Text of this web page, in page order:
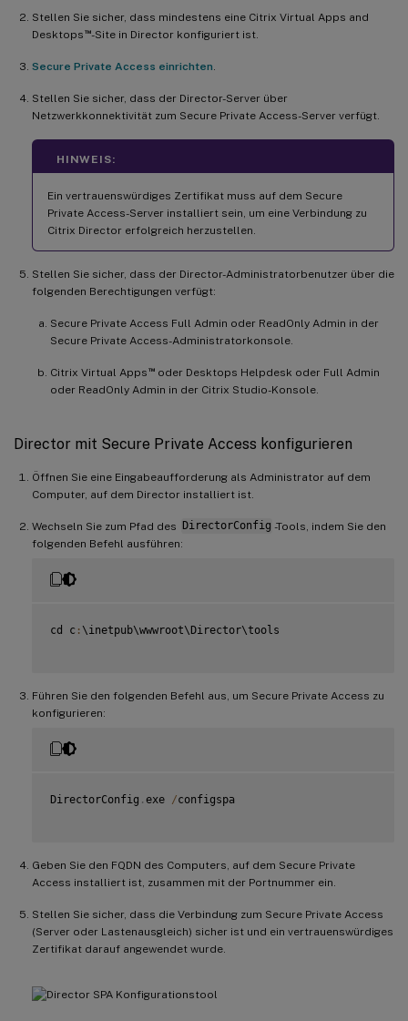
Stellen Sie sicher, dass mindestens eine Citrix Virtual Apps and
Desktops ™-Site in Director konfiguriert ist.
Secure Private Access einrichten
Stellen Sie sicher, dass der Director-Server über
Netzwerkkonnektivität zum Secure Private Access-Server verfügt.
HINWEIS:
Ein vertrauenswürdiges Zertifikat muss auf dem Secure
Private Access-Server installiert sein, um eine Verbindung zu
Citrix Director erfolgreich herzustellen.
Stellen Sie sicher, dass der Director-Administratorbenutzer über die
folgenden Berechtigungen verfügt:
Secure Private Access Full Admin oder ReadOnly Admin in der
Secure Private Access-Administratorkonsole.
Citrix Virtual Apps ™oder Desktops Helpdesk oder Full Admin
oder ReadOnly Admin in der Citrix Studio-Konsole.
Director mit Secure Private Access konfigurieren
Öffnen Sie eine Eingabeaufforderung als Administrator auf dem
Computer, auf dem Director installiert ist.
Wechseln Sie zum Pfad des DirectorConfig -Tools, indem Sie den
folgenden Befehl ausführen:
cd c : \inetpub\wwwroot\Director\tools
Führen Sie den folgenden Befehl aus, um Secure Private Access zu
konfigurieren:
DirectorConfig . exe /configspa
Geben Sie den FQDN des Computers, auf dem Secure Private
Access installiert ist, zusammen mit der Portnummer ein.
Stellen Sie sicher, dass die Verbindung zum Secure Private Access
(Server oder Lastenausgleich) sicher ist und ein vertrauenswürdiges
Zertifikat darauf angewendet wurde.